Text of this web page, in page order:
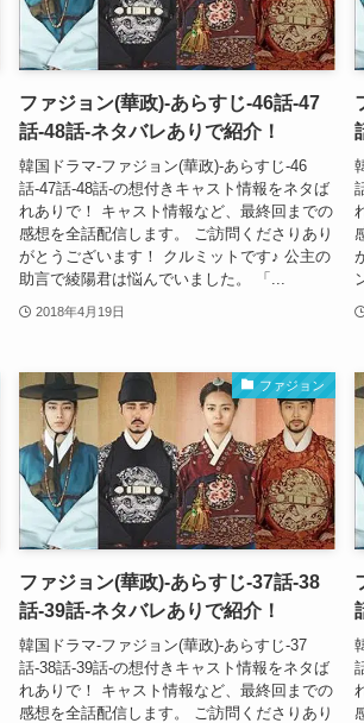
ファジョン(華政)-あらすじ-46話-47
話-48話-ネタバレありで紹介！
韓国ドラマ-ファジョン(華政)-あらすじ-46
話-47話-48話-の想付きキャスト情報をネタば
れありで！ キャスト情報など、最終回までの
感想を全話配信します。 ご訪問くださりあり
がとうございます！ クルミットです♪ 公主の
助言で綾陽君は悩んでいました。 「...
2018年4月19日
ファジョン
ファジョン(華政)-あらすじ-37話-38
話-39話-ネタバレありで紹介！
韓国ドラマ-ファジョン(華政)-あらすじ-37
話-38話-39話-の想付きキャスト情報をネタば
れありで！ キャスト情報など、最終回までの
感想を全話配信します。 ご訪問くださりあり